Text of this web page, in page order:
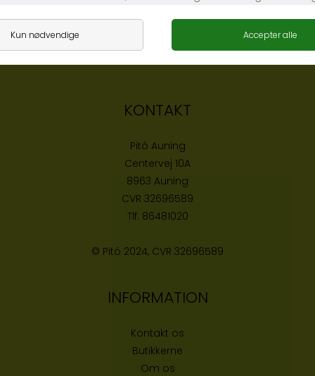
KONTAKT
Pitó Auning
Centervej 10A
8963 Auning
CVR 32696589
Tlf: 86481020
© Pitó 2024, CVR 32696589
INFORMATION
Kontakt os
Butikkerne
Om os